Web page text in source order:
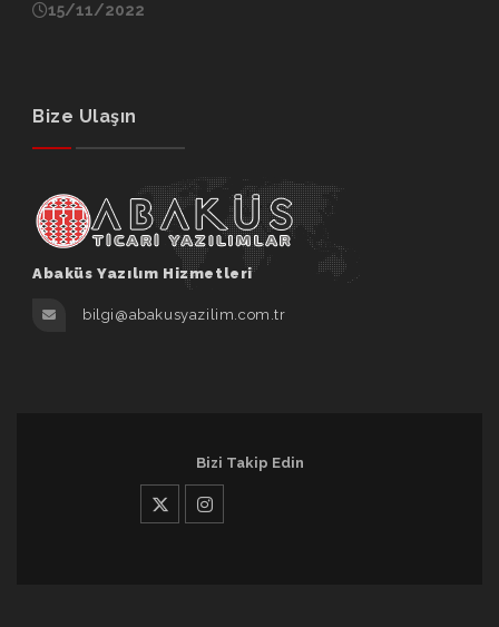
15/11/2022
Bize Ulaşın
Abaküs Yazılım Hizmetleri
bilgi@abakusyazilim.com.tr
Bizi Takip Edin